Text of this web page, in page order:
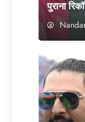
पुराना